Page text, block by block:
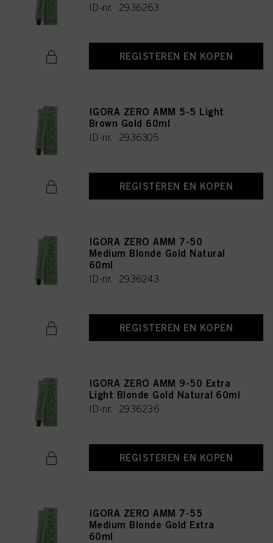
ID-nr. 2936263
REGISTEREN EN KOPEN
IGORA ZERO AMM 5-5 Light
Brown Gold 60ml
ID-nr. 2936305
REGISTEREN EN KOPEN
IGORA ZERO AMM 7-50
Medium Blonde Gold Natural
60ml
ID-nr. 2936243
REGISTEREN EN KOPEN
IGORA ZERO AMM 9-50 Extra
Light Blonde Gold Natural 60ml
ID-nr. 2936236
REGISTEREN EN KOPEN
IGORA ZERO AMM 7-55
Medium Blonde Gold Extra
60ml